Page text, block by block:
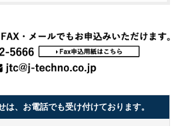
は、お電話でも受け付けております。